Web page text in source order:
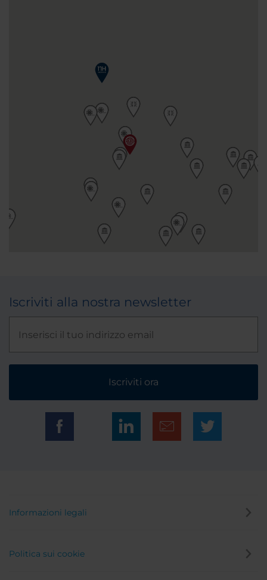
Iscriviti alla nostra newsletter
Iscriviti ora
Informazioni legali
Politica sui cookie